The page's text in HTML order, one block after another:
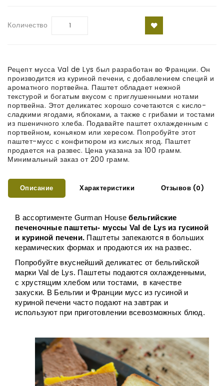
Количество
Рецепт мусса Val de Lys был разработан во Франции. Он
производится из куриной печени, с добавлением специй и
ароматного портвейна. Паштет обладает нежной
текстурой и богатым вкусом с приглушенными нотами
портвейна. Этот деликатес хорошо сочетаются с кисло-
сладкими ягодами, яблоками, а также с грибами и тостами
из пшеничного хлеба. Подавайте паштет охлажденным с
портвейном, коньяком или хересом. Попробуйте этот
паштет-мусс с конфитюром из кислых ягод. Паштет
продается на развес. Цена указана за 100 грамм.
Минимальный заказ от 200 грамм.
Описание Характеристики Отзывов (0)
В ассортименте Gurman House
печеночные паштеты- муссы Val de Lys из гусиной
и куриной печени. Паштеты запекаются в больших
керамических формах и продаются их на развес.
Попробуйте вкуснейший деликатес от бельгийской
марки Val de Lys. Паштеты подаются охлажденными,
с хрустящим хлебом или тостами,  в качестве
закуски. В Бельгии и Франции мусс из гусиной и
куриной печени часто подают на завтрак и
используют при приготовлении всевозможных блюд.